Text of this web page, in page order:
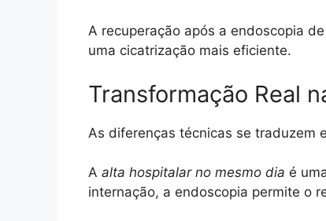
A recuperação após a endoscopia
uma cicatrização mais eficiente.
Transformação Real
As diferenças técnicas se traduzem
A alta hospitalar no mesmo dia é
internação, a endoscopia permite o